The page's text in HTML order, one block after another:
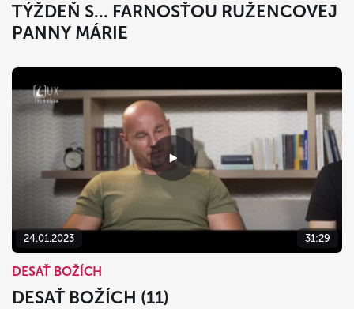
TÝŽDEŇ S... FARNOSŤOU RUŽENCOVEJ
PANNY MÁRIE
24.01.2023 31:29
DESAŤ BOŽÍCH
DESAŤ BOŽÍCH (11)